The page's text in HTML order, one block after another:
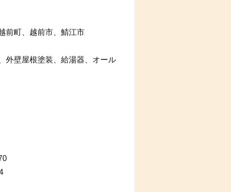
前町、越前市、鯖江市
外壁屋根塗装、給湯器、オール